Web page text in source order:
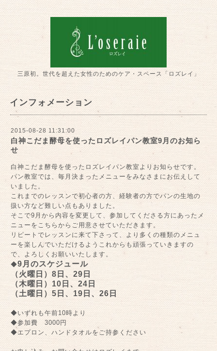
三原初。世代を超えた女性のためのケア・スペース「ロズレイ」
インフォメーション
2015-08-28 11:31:00
白神こだま酵母を使ったロズレイパン教室9月のお知ら
せ
白神こだま酵母を使ったロズレイパン教室よりお知らせです。
パン教室では、毎月決まったメニューをみなさまにお伝えして
いました。
これまでのレッスンで初心者の方、経験者の方でパンの生地の
扱い方など難しい点もありました。
そこで9月から内容を変更して、参加してくださる方にあったメ
ニューをこちらからご用意させていただきます。
リピートでレッスンに来て下さって、より多くの種類のメニュ
ーを楽しんでいただけるようこれからも頑張っていきますの
で、よろしくお願いいたします。
◆9月のスケジュール
（火曜日）8日、29日
（木曜日）10日、24日
（土曜日）5日、19日、26日
◆いずれも午前10時より
◆参加費 3000円
◆エプロン、ハンドタオルをご持参ください